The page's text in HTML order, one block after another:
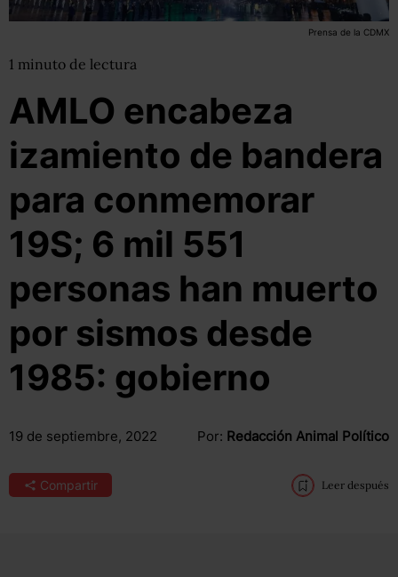
Prensa de la CDMX
1 minuto de lectura
AMLO encabeza
izamiento de bandera
para conmemorar
19S; 6 mil 551
personas han muerto
por sismos desde
1985: gobierno
19 de septiembre, 2022 Por: Redacción Animal Político
Compartir Leer después